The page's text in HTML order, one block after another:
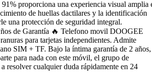
proporciona una experiencia visual amplia
de huellas dactilares y la identificación
una protección de seguridad integral.
de Garantía 🔥 Telefono movil DOOGEE
para tarjetas independientes. Admite
SIM + TF. Bajo la íntima garantía de 2 años,
para nada con este móvil, el grupo de
resolver cualquier duda rápidamente en 24